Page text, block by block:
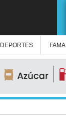
DEPORTES FAMA